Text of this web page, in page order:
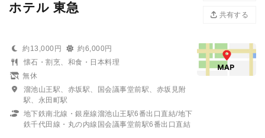
ホテル 東急
共有する
約13,000円
約6,000円
懐石・割烹、和食・日本料理
無休
溜池山王駅、赤坂駅、国会議事堂前駅、赤坂見附
駅、永田町駅
地下鉄南北線・銀座線溜池山王駅6番出口直結/地下
鉄千代田線・丸の内線国会議事堂前駅6番出口直結